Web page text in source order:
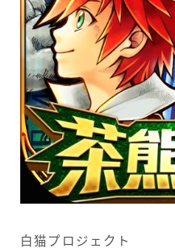
白猫プロジェクト